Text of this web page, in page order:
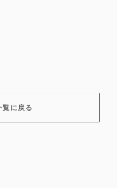
覧に戻る